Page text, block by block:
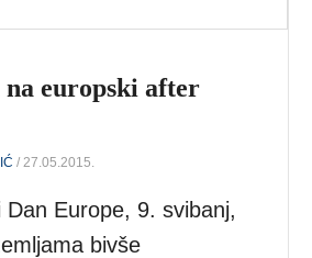
na europski after
/ 27.05.2015.
Dan Europe, 9. svibanj,
bivše